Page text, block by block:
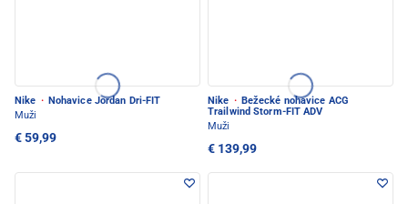
Nike · Nohavice Jordan Dri-FIT
Muži
€ 59,99
Nike · Bežecké nohavice ACG
Trailwind Storm-FIT ADV
Muži
€ 139,99